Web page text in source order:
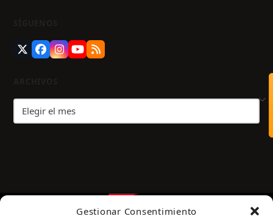
Gestionar Consentimiento
TwitterFacebook
Instagram
YouTube
RSS
Archivos